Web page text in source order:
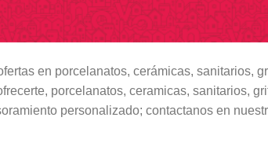
en porcelanatos, cerámicas, sanitarios,
porcelanatos, ceramicas, sanitarios,
personalizado; contactanos en